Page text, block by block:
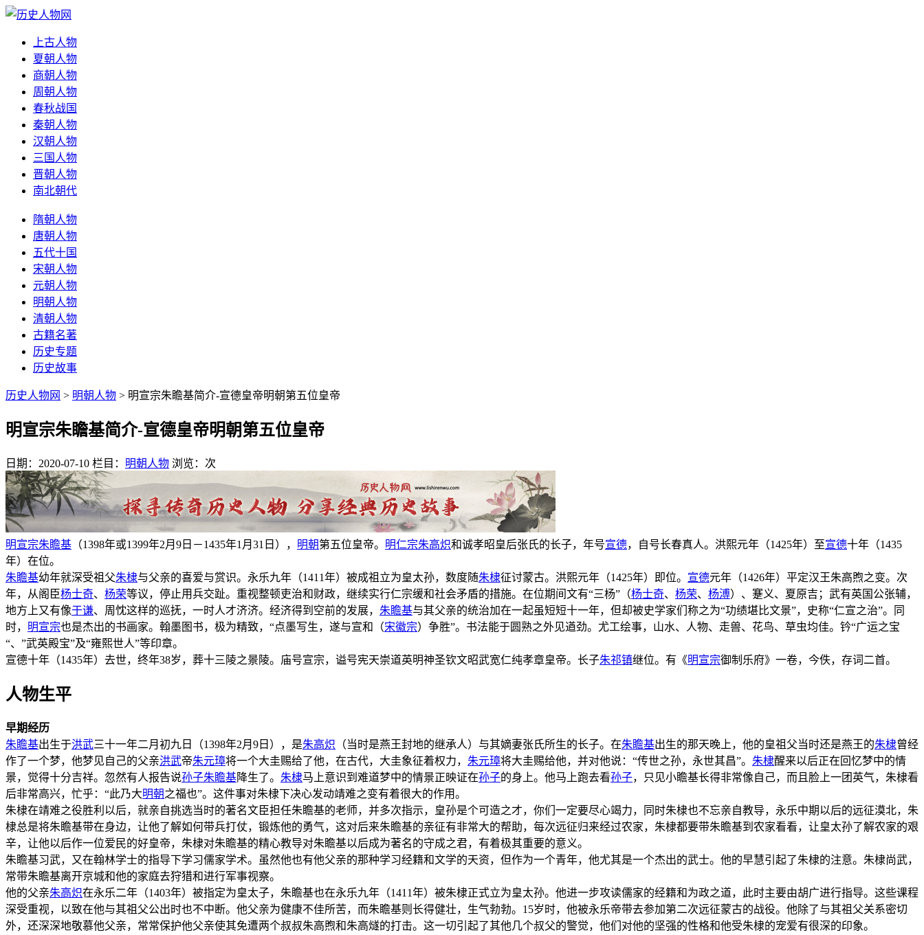
上古人物
夏朝人物
商朝人物
周朝人物
春秋战国
秦朝人物
汉朝人物
三国人物
晋朝人物
南北朝代
隋朝人物
唐朝人物
五代十国
宋朝人物
元朝人物
明朝人物
清朝人物
古籍名著
历史专题
历史故事
历史人物网 > 明朝人物 > 明宣宗朱瞻基简介-宣德皇帝明朝第五位皇帝
明宣宗朱瞻基简介-宣德皇帝明朝第五位皇帝
日期：2020-07-10 栏目： 明朝人物 浏览： 次
明宣宗朱瞻基 （1398年或1399年2月9日－1435年1月31日）， 明朝第五位皇帝。 明仁宗朱高炽和诚孝昭皇后张氏的长子，年号宣德，自号长春真人。洪熙元年（1425年）至宣德十年（1435
年）在位。
朱瞻基幼年就深受祖父朱棣与父亲的喜爱与赏识。永乐九年（1411年）被成祖立为皇太孙，数度随朱棣征讨蒙古。洪熙元年（1425年）即位。 宣德元年（1426年）平定汉王朱高煦之变。次
年，从阁臣杨士奇、 杨荣等议，停止用兵交趾。重视整顿吏治和财政，继续实行仁宗缓和社会矛盾的措施。在位期间文有“三杨”（杨士奇、 杨荣、 杨溥）、蹇义、夏原吉；武有英国公张辅，
地方上又有像于谦、周忱这样的巡抚，一时人才济济。经济得到空前的发展， 朱瞻基与其父亲的统治加在一起虽短短十一年，但却被史学家们称之为“功绩堪比文景”，史称“仁宣之治”。同
时， 明宣宗也是杰出的书画家。翰墨图书，极为精致，“点墨写生，遂与宣和（宋徽宗）争胜”。书法能于圆熟之外见遒劲。尤工绘事，山水、人物、走兽、花鸟、草虫均佳。钤“广运之宝
“、”武英殿宝”及“雍熙世人”等印章。
宣德十年（1435年）去世，终年38岁，葬十三陵之景陵。庙号宣宗，谥号宪天崇道英明神圣钦文昭武宽仁纯孝章皇帝。长子朱祁镇继位。有《明宣宗御制乐府》一卷，今佚，存词二首。
人物生平
早期经历
朱瞻基出生于洪武三十一年二月初九日（1398年2月9日），是朱高炽 （当时是燕王封地的继承人）与其嫡妻张氏所生的长子。在朱瞻基出生的那天晚上，他的皇祖父当时还是燕王的朱棣曾经
作了一个梦，他梦见自己的父亲洪武帝朱元璋将一个大圭赐给了他，在古代，大圭象征着权力， 朱元璋将大圭赐给他，并对他说：“传世之孙，永世其昌”。 朱棣醒来以后正在回忆梦中的情
景，觉得十分吉祥。忽然有人报告说孙子朱瞻基降生了。 朱棣马上意识到难道梦中的情景正映证在孙子的身上。他马上跑去看孙子，只见小瞻基长得非常像自己，而且脸上一团英气，朱棣看
后非常高兴，忙乎：“此乃大明朝之福也”。这件事对朱棣下决心发动靖难之变有着很大的作用。
朱棣在靖难之役胜利以后，就亲自挑选当时的著名文臣担任朱瞻基的老师，并多次指示，皇孙是个可造之才，你们一定要尽心竭力，同时朱棣也不忘亲自教导，永乐中期以后的远征漠北，朱
棣总是将朱瞻基带在身边，让他了解如何带兵打仗，锻炼他的勇气，这对后来朱瞻基的亲征有非常大的帮助，每次远征归来经过农家，朱棣都要带朱瞻基到农家看看，让皇太孙了解农家的艰
辛，让他以后作一位爱民的好皇帝，朱棣对朱瞻基的精心教导对朱瞻基以后成为著名的守成之君，有着极其重要的意义。
朱瞻基习武，又在翰林学士的指导下学习儒家学术。虽然他也有他父亲的那种学习经籍和文学的天资，但作为一个青年，他尤其是一个杰出的武士。他的早慧引起了朱棣的注意。朱棣尚武，
常带朱瞻基离开京城和他的家庭去狩猎和进行军事视察。
他的父亲朱高炽在永乐二年（1403年）被指定为皇太子，朱瞻基也在永乐九年（1411年）被朱棣正式立为皇太孙。他进一步攻读儒家的经籍和为政之道，此时主要由胡广进行指导。这些课程
深受重视，以致在他与其祖父公出时也不中断。他父亲为健康不佳所苦，而朱瞻基则长得健壮，生气勃勃。15岁时，他被永乐帝带去参加第二次远征蒙古的战役。他除了与其祖父关系密切
外，还深深地敬慕他父亲，常常保护他父亲使其免遭两个叔叔朱高煦和朱高燧的打击。这一切引起了其他几个叔父的警觉，他们对他的坚强的性格和他受朱棣的宠爱有很深的印象。